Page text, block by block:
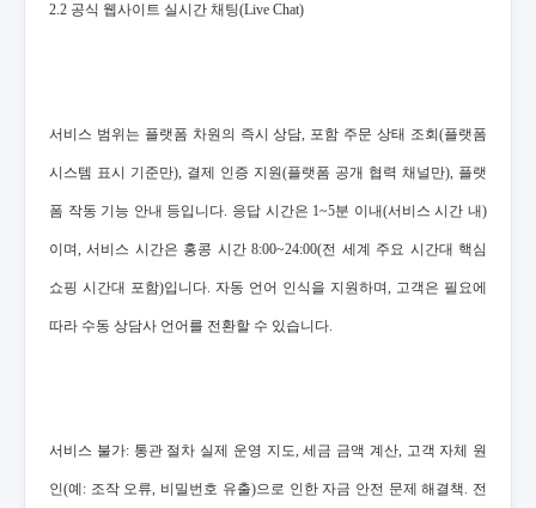
2.2 공식 웹사이트 실시간 채팅(Live Chat)
서비스 범위는 플랫폼 차원의 즉시 상담, 포함 주문 상태 조회(플랫폼
시스템 표시 기준만), 결제 인증 지원(플랫폼 공개 협력 채널만), 플랫
폼 작동 기능 안내 등입니다. 응답 시간은 1~5분 이내(서비스 시간 내)
이며, 서비스 시간은 홍콩 시간 8:00~24:00(전 세계 주요 시간대 핵심
쇼핑 시간대 포함)입니다. 자동 언어 인식을 지원하며, 고객은 필요에
따라 수동 상담사 언어를 전환할 수 있습니다.
서비스 불가: 통관 절차 실제 운영 지도, 세금 금액 계산, 고객 자체 원
인(예: 조작 오류, 비밀번호 유출)으로 인한 자금 안전 문제 해결책. 전